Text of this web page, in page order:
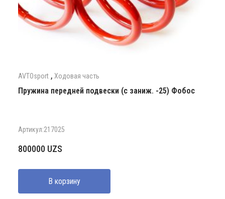
AVTOsport , Ходовая часть
Пружина передней подвески (с заниж. -25) Фобос
Артикул:217025
800000 UZS
В корзину